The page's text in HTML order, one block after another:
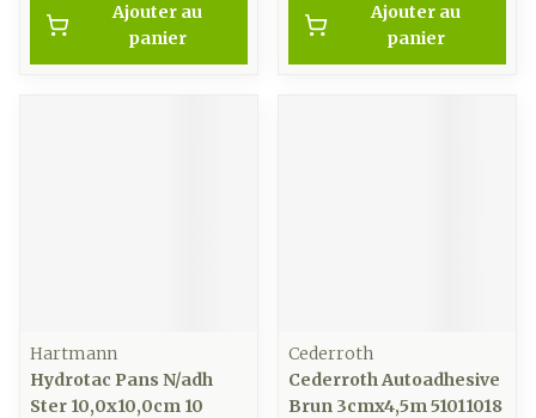
Ajouter au
panier
Ajouter au
panier
Hartmann
Hydrotac Pans N/adh
Ster 10,0x10,0cm 10
Cederroth
Cederroth Autoadhesive
Brun 3cmx4,5m 51011018